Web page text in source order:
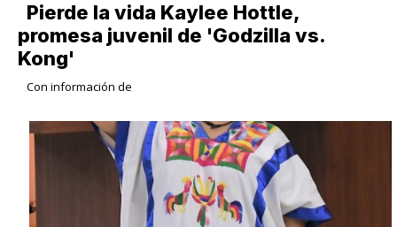
Pierde la vida Kaylee Hottle,
promesa juvenil de 'Godzilla vs.
Kong'
Con información de